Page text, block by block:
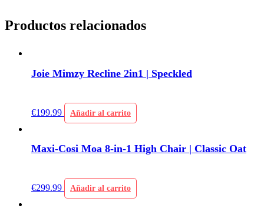
Productos relacionados
Joie Mimzy Recline 2in1 | Speckled
€199.99 Añadir al carrito
Maxi-Cosi Moa 8-in-1 High Chair | Classic Oat
€299.99 Añadir al carrito